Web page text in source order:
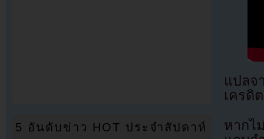
แปล
เครดิ
หากไ
5 อันดับข่าว HOT ประจำสัปดาห์